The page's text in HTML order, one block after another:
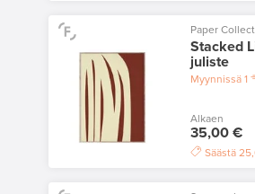
Paper
Stacked
juliste
Myynnissä1
Alkaen
35,00 €
Säästä